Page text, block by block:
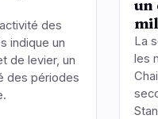
des
indique un
de levier, un
des périodes
un
La
les